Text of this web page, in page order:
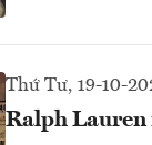
Thứ Tư, 19-10-
Ralph Lauren